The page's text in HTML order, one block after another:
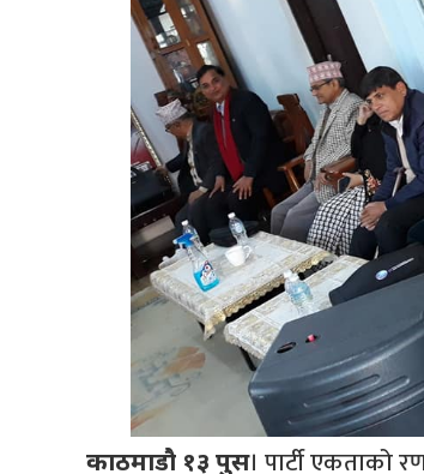
काठमाडौ १३ पुस। पार्टी